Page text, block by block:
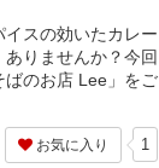
スの効いたカレー
りませんか？今回
ばのお店 Lee」をご
お気に入り 1